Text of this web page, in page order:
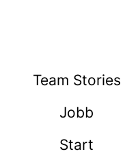
Team Stories
Jobb
Start